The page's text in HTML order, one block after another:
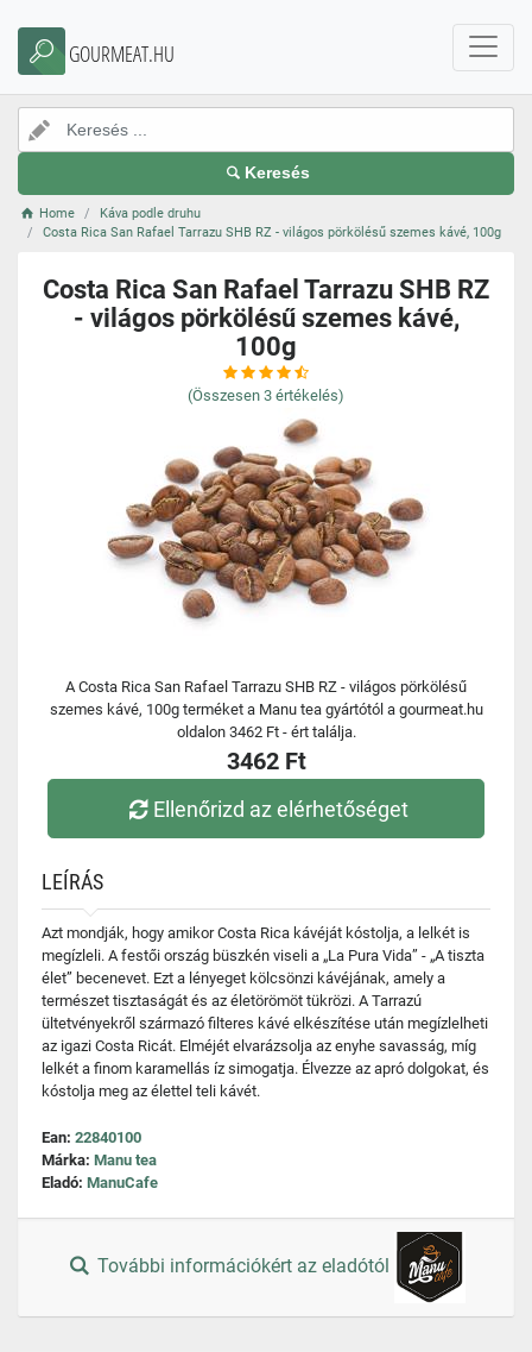
GOURMEAT.HU
Keresés
Home
Káva podle druhu
Costa Rica San Rafael Tarrazu SHB RZ - világos pörkölésű szemes kávé, 100g
Costa Rica San Rafael Tarrazu SHB RZ
- világos pörkölésű szemes kávé,
100g
(Összesen 3 értékelés)
A Costa Rica San Rafael Tarrazu SHB RZ - világos pörkölésű
szemes kávé, 100g terméket a Manu tea gyártótól a gourmeat.hu
oldalon 3462 Ft - ért találja.
3462 Ft
Ellenőrizd az elérhetőséget
LEÍRÁS
Azt mondják, hogy amikor Costa Rica kávéját kóstolja, a lelkét is
megízleli. A festői ország büszkén viseli a „La Pura Vida” - „A tiszta
élet” becenevet. Ezt a lényeget kölcsönzi kávéjának, amely a
természet tisztaságát és az életörömöt tükrözi. A Tarrazú
ültetvényekről származó filteres kávé elkészítése után megízlelheti
az igazi Costa Ricát. Elméjét elvarázsolja az enyhe savasság, míg
lelkét a finom karamellás íz simogatja. Élvezze az apró dolgokat, és
kóstolja meg az élettel teli kávét.
Ean: 22840100
Márka: Manu tea
Eladó: ManuCafe
További információkért az eladótól